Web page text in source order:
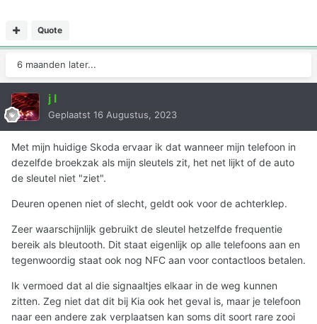
Quote
6 maanden later...
j l
Geplaatst 16 Augustus, 2023
Met mijn huidige Skoda ervaar ik dat wanneer mijn telefoon in
dezelfde broekzak als mijn sleutels zit, het net lijkt of de auto
de sleutel niet "ziet".
Deuren openen niet of slecht, geldt ook voor de achterklep.
Zeer waarschijnlijk gebruikt de sleutel hetzelfde frequentie
bereik als bleutooth. Dit staat eigenlijk op alle telefoons aan en
tegenwoordig staat ook nog NFC aan voor contactloos betalen.
Ik vermoed dat al die signaaltjes elkaar in de weg kunnen
zitten. Zeg niet dat dit bij Kia ook het geval is, maar je telefoon
naar een andere zak verplaatsen kan soms dit soort rare zooi